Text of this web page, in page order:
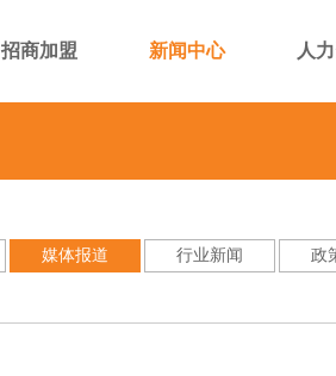
招商加盟 新闻中心 人
媒体报道 行业新闻 政